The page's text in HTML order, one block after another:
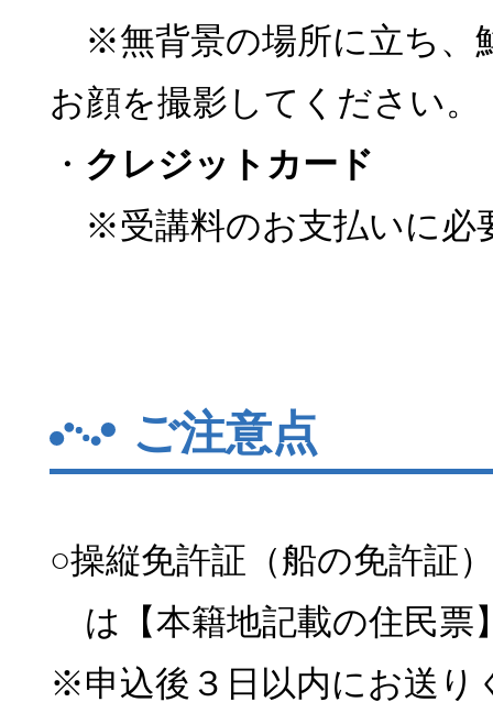
※無背景の場所に立ち、
お顔を撮影してください。
・ クレジットカード
※受講料のお支払いに必
ご注意点
○操縦免許証（船の免許証
は【本籍地記載の住民票
※申込後３日以内にお送り